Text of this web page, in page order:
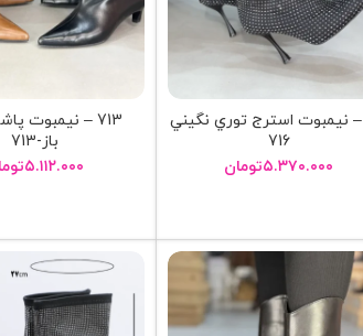
716 – نيمبوت استرج توري نگيني
716
۵.۳۷۰.۰۰۰تومان
713 – نیمبوت
باز-713
۵.۱۱۲.۰۰۰